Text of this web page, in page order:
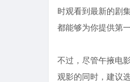
时观看到最新的剧
都能够为你提供第
不过，尽管午掖电
观影的同时，建议